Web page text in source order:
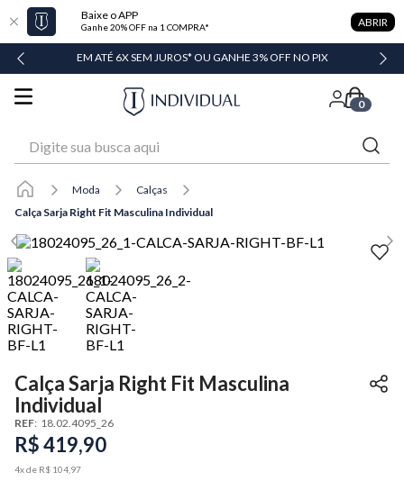
Baixe o APP
Ganhe 20% OFF na 1 COMPRA* ABRIR
EM ATÉ 6X SEM JUROS* OU GANHE 3% OFF NO PIX
0
Moda
Calças
Calça Sarja Right Fit Masculina Individual
Calça Sarja Right Fit Masculina
Individual
REF: 18.02.4095_26
R$419,90
4x de R$ 104 97